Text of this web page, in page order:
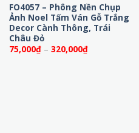
FO4057 – Phông Nền Chụp
Ảnh Noel Tấm Ván Gỗ Trắng
Decor Cành Thông, Trái
Châu Đỏ
75,000₫ – 320,000₫Khoảng
giá: